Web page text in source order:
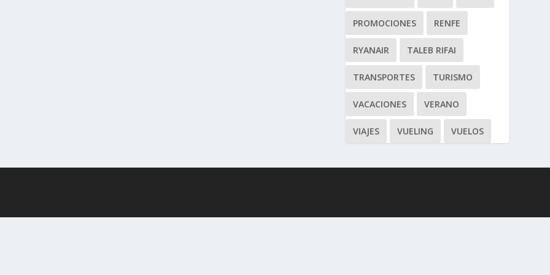
PROMOCIONES RENFE
RYANAIR TALEB RIFAI
TRANSPORTES TURISMO
VACACIONES VERANO
VIAJES VUELING VUELOS